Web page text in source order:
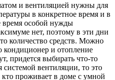
и вентиляцией нужны для
в конкретное время и в
время особой нужды
нет, поэтому в эти дни
количество средств. Можно
кондиционер и отопление
придется выбирать что-то
системой вентиляции, то это
кто проживает в доме с умной